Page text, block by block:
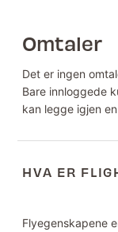
Omtaler
Det er ingen
Bare innloggede
kan legge igjen
HVA ER
Flyegenskapene